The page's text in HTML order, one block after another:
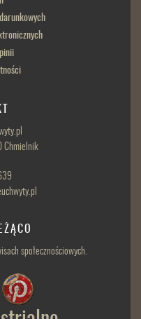
Chmielnik
społecznościowych.